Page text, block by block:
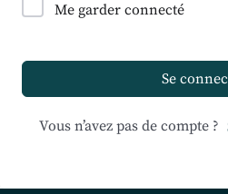
Me garder connecté
Se
Vous n’avez pas de compte ?